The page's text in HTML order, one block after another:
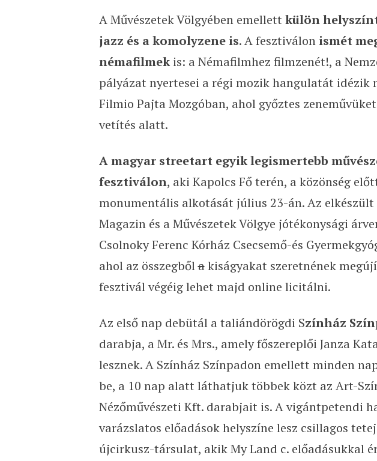
A Művészetek Völgyében emellett külön
jazz és a komolyzene is. A fesztiválon ismét
némafilmekis: a Némafilmhez filmzenét!, a
pályázat nyertesei a régi mozik hangulatát idézik
Filmio Pajta Mozgóban, ahol győztes
vetítés alatt.
A magyar streetart egyik legismertebb
fesztiválon, aki Kapolcs Fő terén, a közönség
monumentális alkotását július 23-án. Az
Magazin és a Művészetek Völgye jótékonysági
Csolnoky Ferenc Kórház Csecsemő-és
ahol az összegbőlakiságyakat szeretnének
fesztivál végéig lehet majd online licitálni.
Az első nap debütál a taliándörögdi Színház
darabja, a Mr. és Mrs., amely főszereplői Janza
lesznek. A Színház Színpadon emellett minden
be, a 10 nap alatt láthatjuk többek közt az Art-
Nézőművészeti Kft. darabjait is. A vigántpetendi
varázslatos előadások helyszíne lesz csillagos
újcirkusz-társulat, akik My Land c. előadásukkal